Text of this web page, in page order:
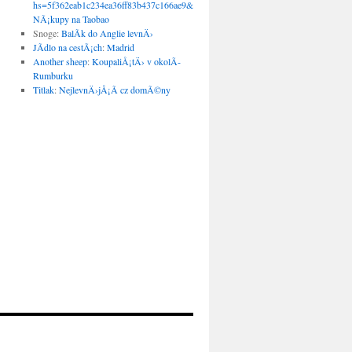
hs=5f362eab1c234ea36ff83b437c166ae9&:
NÃ¡kupy na Taobao
Snoge:BalÃ­k do Anglie levnÄ›
JÃ­dlo na cestÃ¡ch:Madrid
Another sheep:KoupaliÅ¡tÄ› v okolÃ­
Rumburku
Titlak:NejlevnÄ›jÅ¡Ã­ cz domÃ©ny